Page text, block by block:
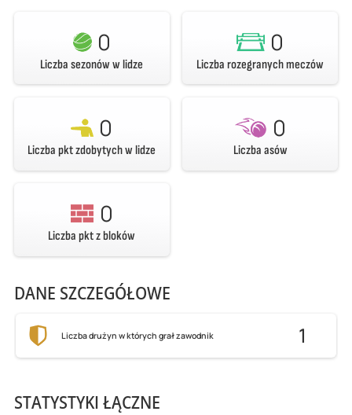
0
Liczba sezonów w lidze
0
Liczba rozegranych meczów
0
Liczba pkt zdobytych w lidze
0
Liczba asów
0
Liczba pkt z bloków
DANE SZCZEGÓŁOWE
Liczba drużyn w których grał zawodnik 1
STATYSTYKI ŁĄCZNE